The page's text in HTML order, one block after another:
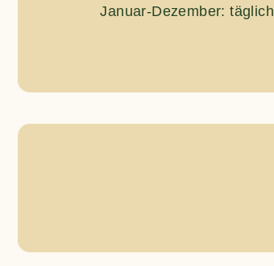
Januar-Dezember: täglich